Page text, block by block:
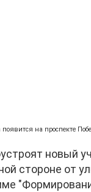
на проспекте
новый
стороне от